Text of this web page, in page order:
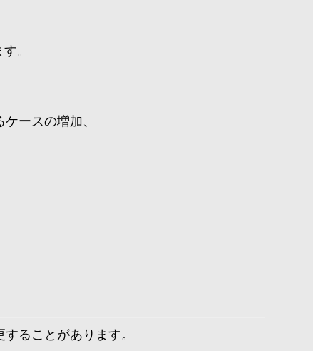
。
ースの増加、
ることがあります。